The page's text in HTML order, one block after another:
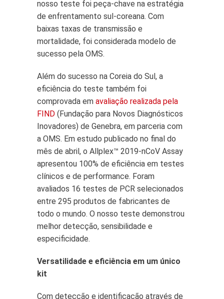
nosso teste foi peça-chave na estratégia
de enfrentamento sul-coreana. Com
baixas taxas de transmissão e
mortalidade, foi considerada modelo de
sucesso pela OMS.
Além do sucesso na Coreia do Sul, a
eficiência do teste também foi
comprovada em avaliação realizada pela
FIND (Fundação para Novos Diagnósticos
Inovadores) de Genebra, em parceria com
a OMS. Em estudo publicado no final do
mês de abril, o Allplex™ 2019-nCoV Assay
apresentou 100% de eficiência em testes
clínicos e de performance. Foram
avaliados 16 testes de PCR selecionados
entre 295 produtos de fabricantes de
todo o mundo. O nosso teste demonstrou
melhor detecção, sensibilidade e
especificidade.
Versatilidade e eficiência em um único
kit
Com detecção e identificação através de